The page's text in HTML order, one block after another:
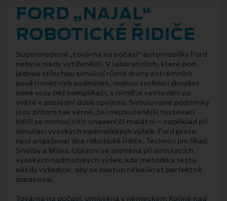
FORD „NAJAL“
ROBOTICKÉ ŘIDIČE
Supermoderní „továrna na počasí“ automobilky Ford
nebyla nikdy vytíženější. V laboratořích, které pod
jednou střechou simulují různé druhy extrémních
povětrnostních podmínek, mohou technici zkoušet
nové vozy bez komplikací, s nimiž je cestování po
světě v poslední době spojeno. Simulované podmínky
jsou přitom tak věrné, že i nejzkušenější testovací
řidiči se mohou cítit unavení či malátní – například při
simulaci vysokých nadmořských výšek. Ford proto
nyní angažoval dva robotické řidiče. Technici jim říkají
Shelby a Miles. Uplatní se zejména při simulacích
vysokých nadmořských výšek, kde metodika testu
někdy vyžaduje, aby se postup několikrát perfektně
zopakoval.
Továrna na počasí, umístěná v německém Kolíně nad